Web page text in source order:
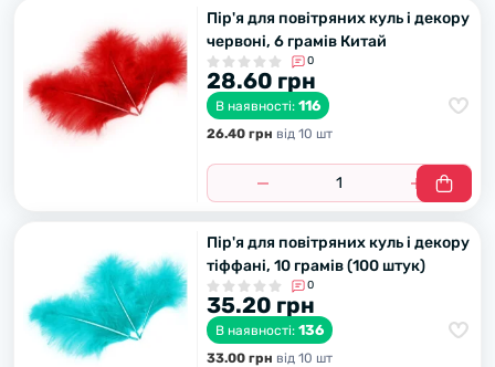
Пір'я для повітряних куль і декору
червоні, 6 грамів Китай
0
28.60 грн
В наявності: 116
26.40 грн вiд 10 шт
Пір'я для повітряних куль і декору
тіффані, 10 грамів (100 штук)
0
35.20 грн
В наявності: 136
33.00 грн вiд 10 шт